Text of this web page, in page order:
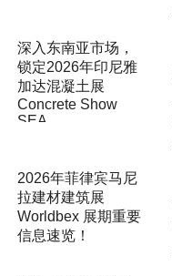
深入东南亚市场，
锁定2026年印尼雅
加达混凝土展
Concrete Show
SEA
2026年菲律宾马尼
拉建材建筑展
Worldbex 展期重要
信息速览！